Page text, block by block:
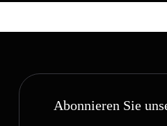
Abonnieren Sie